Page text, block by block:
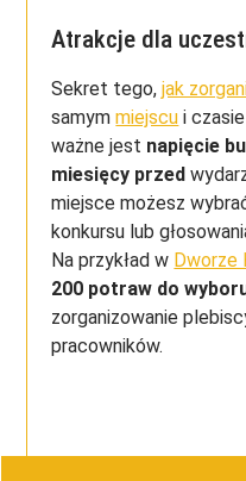
Atrakcje dla
Sekret tego,jak
samymmiejscu i
ważne jest napięcie
miesięcy przed
miejsce możesz
konkursu lub
Na przykład w Dworze
200 potraw do
zorganizowanie
pracowników.